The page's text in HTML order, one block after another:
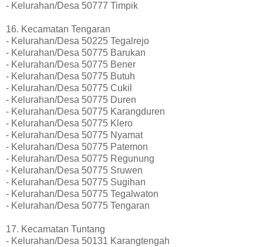
- Kelurahan/Desa 50777 Timpik
16. Kecamatan Tengaran
- Kelurahan/Desa 50225 Tegalrejo
- Kelurahan/Desa 50775 Barukan
- Kelurahan/Desa 50775 Bener
- Kelurahan/Desa 50775 Butuh
- Kelurahan/Desa 50775 Cukil
- Kelurahan/Desa 50775 Duren
- Kelurahan/Desa 50775 Karangduren
- Kelurahan/Desa 50775 Klero
- Kelurahan/Desa 50775 Nyamat
- Kelurahan/Desa 50775 Patemon
- Kelurahan/Desa 50775 Regunung
- Kelurahan/Desa 50775 Sruwen
- Kelurahan/Desa 50775 Sugihan
- Kelurahan/Desa 50775 Tegalwaton
- Kelurahan/Desa 50775 Tengaran
17. Kecamatan Tuntang
- Kelurahan/Desa 50131 Karangtengah